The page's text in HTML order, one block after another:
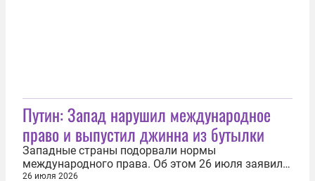
Путин: Запад нарушил международное
право и выпустил джинна из бутылки
Западные страны подорвали нормы
международного права. Об этом 26 июля заявил
президент России Владимир Путин. «[Западом]
26 июля 2026